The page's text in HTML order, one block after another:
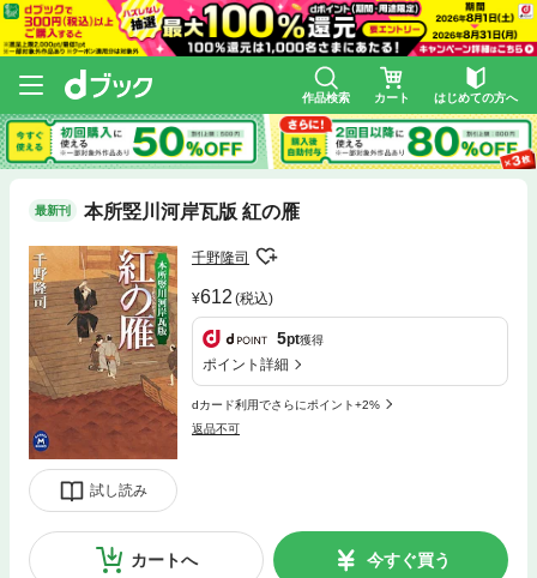
作品検索 カート はじめての方へ
最新刊 本所竪川河岸瓦版 紅の雁
試し読み
千野隆司
612 (税込)
5pt獲得
ポイント詳細
dカード利用でさらにポイント+2%
返品不可
カートへ 今すぐ買う